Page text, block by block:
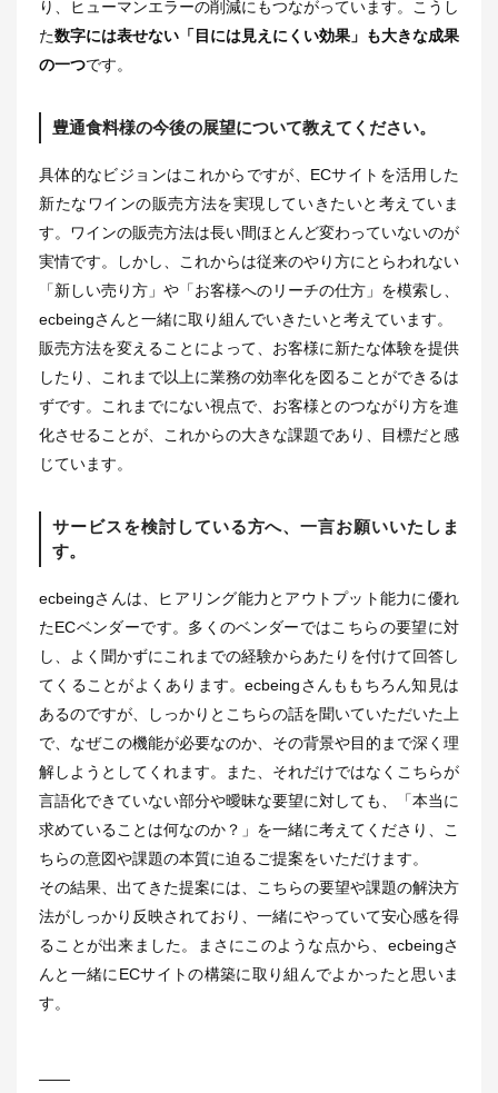
り、ヒューマンエラーの削減にもつながっています。こうし
た数字には表せない「目には見えにくい効果」も大きな成果
の一つです。
豊通食料様の今後の展望について教えてください。
具体的なビジョンはこれからですが、ECサイトを活用した
新たなワインの販売方法を実現していきたいと考えていま
す。ワインの販売方法は長い間ほとんど変わっていないのが
実情です。しかし、これからは従来のやり方にとらわれない
「新しい売り方」や「お客様へのリーチの仕方」を模索し、
ecbeingさんと一緒に取り組んでいきたいと考えています。
販売方法を変えることによって、お客様に新たな体験を提供
したり、これまで以上に業務の効率化を図ることができるは
ずです。これまでにない視点で、お客様とのつながり方を進
化させることが、これからの大きな課題であり、目標だと感
じています。
サービスを検討している方へ、一言お願いいたしま
す。
ecbeingさんは、ヒアリング能力とアウトプット能力に優れ
たECベンダーです。多くのベンダーではこちらの要望に対
し、よく聞かずにこれまでの経験からあたりを付けて回答し
てくることがよくあります。ecbeingさんももちろん知見は
あるのですが、しっかりとこちらの話を聞いていただいた上
で、なぜこの機能が必要なのか、その背景や目的まで深く理
解しようとしてくれます。また、それだけではなくこちらが
言語化できていない部分や曖昧な要望に対しても、「本当に
求めていることは何なのか？」を一緒に考えてくださり、こ
ちらの意図や課題の本質に迫るご提案をいただけます。
その結果、出てきた提案には、こちらの要望や課題の解決方
法がしっかり反映されており、一緒にやっていて安心感を得
ることが出来ました。まさにこのような点から、ecbeingさ
んと一緒にECサイトの構築に取り組んでよかったと思いま
す。
――